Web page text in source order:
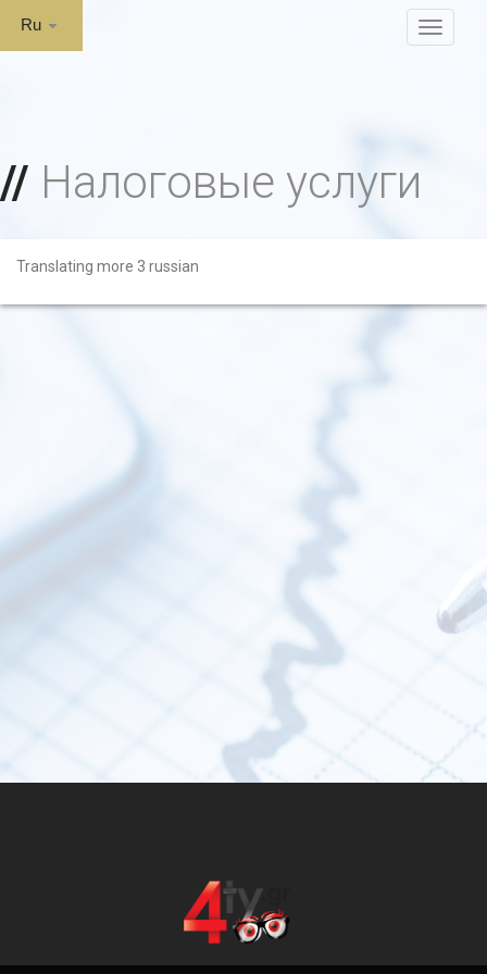
MENU
Налоговые услуги
Translating more 3 russian
Ru